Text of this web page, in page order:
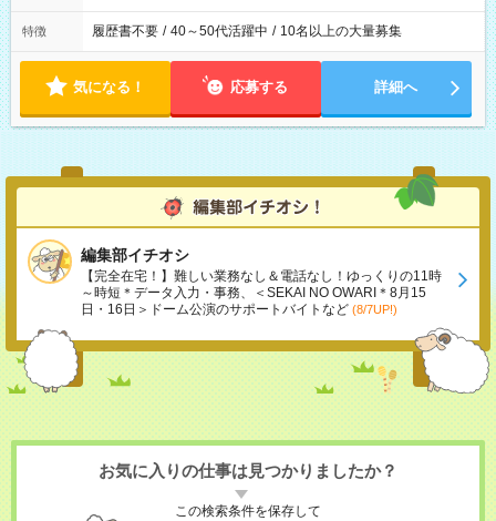
特徴 履歴書不要 / 40～50代活躍中 / 10名以上の大量募集
気になる！ 応募する 詳細へ
編集部イチオシ
【完全在宅！】難しい業務なし＆電話なし！ゆっくりの11時
～時短＊データ入力・事務、＜SEKAI NO OWARI＊8月15
日・16日＞ドーム公演のサポートバイトなど (8/7UP!)
お気に入りの仕事は見つかりましたか？
この検索条件を保存して